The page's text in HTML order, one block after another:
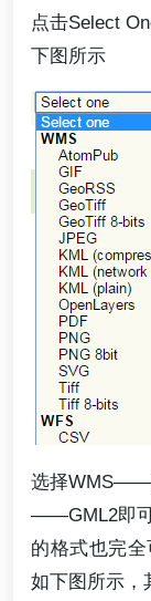
点击Select
下图所示
选择
——GML2即可
的格式也完
如下图所示，